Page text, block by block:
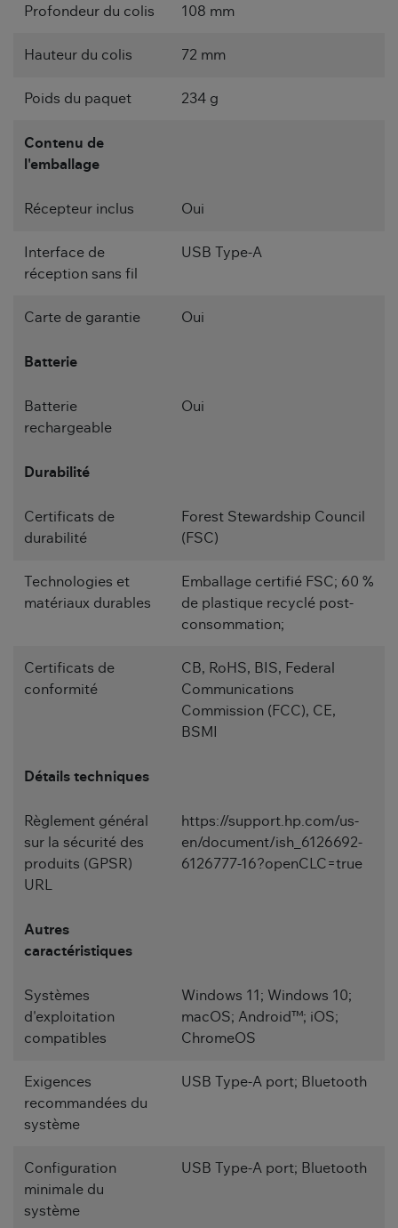
Profondeur du colis 108 mm
Hauteur du colis 72 mm
Poids du paquet 234 g
Contenu de
l'emballage
Récepteur inclus Oui
Interface de
réception sans fil
USB Type-A
Carte de garantie Oui
Batterie
Batterie
rechargeable
Oui
Durabilité
Certificats de
durabilité
Forest Stewardship Council
(FSC)
Technologies et
matériaux durables
Emballage certifié FSC; 60 %
de plastique recyclé post-
consommation;
Certificats de
conformité
CB, RoHS, BIS, Federal
Communications
Commission (FCC), CE,
BSMI
Détails techniques
Règlement général
sur la sécurité des
produits (GPSR)
URL
https://support.hp.com/us-
en/document/ish_6126692-
6126777-16?openCLC=true
Autres
caractéristiques
Systèmes
d'exploitation
compatibles
Windows 11; Windows 10;
macOS; Android™; iOS;
ChromeOS
Exigences
recommandées du
système
USB Type-A port; Bluetooth
Configuration
minimale du
système
USB Type-A port; Bluetooth